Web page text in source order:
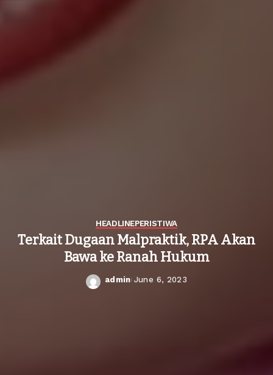
HEADLINEPERISTIWA
Terkait Dugaan Malpraktik, RPA Akan
Bawa ke Ranah Hukum
Posted
admin June 6, 2023